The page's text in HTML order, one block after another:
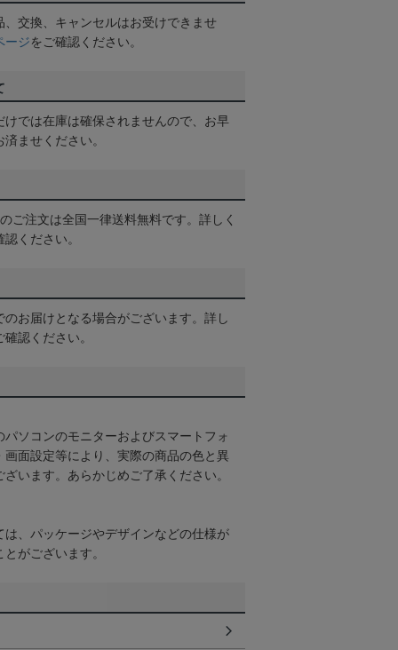
交換、キャンセルはお受けできませ
ージをご確認ください。
けでは在庫は確保されませんので、お早
ませください。
ご注文は全国一律送料無料です。詳しく
認ください。
お届けとなる場合がございます。詳し
確認ください。
ソコンのモニターおよびスマートフォ
画面設定等により、実際の商品の色と異
います。あらかじめご了承ください。
は、パッケージやデザインなどの仕様が
がございます。